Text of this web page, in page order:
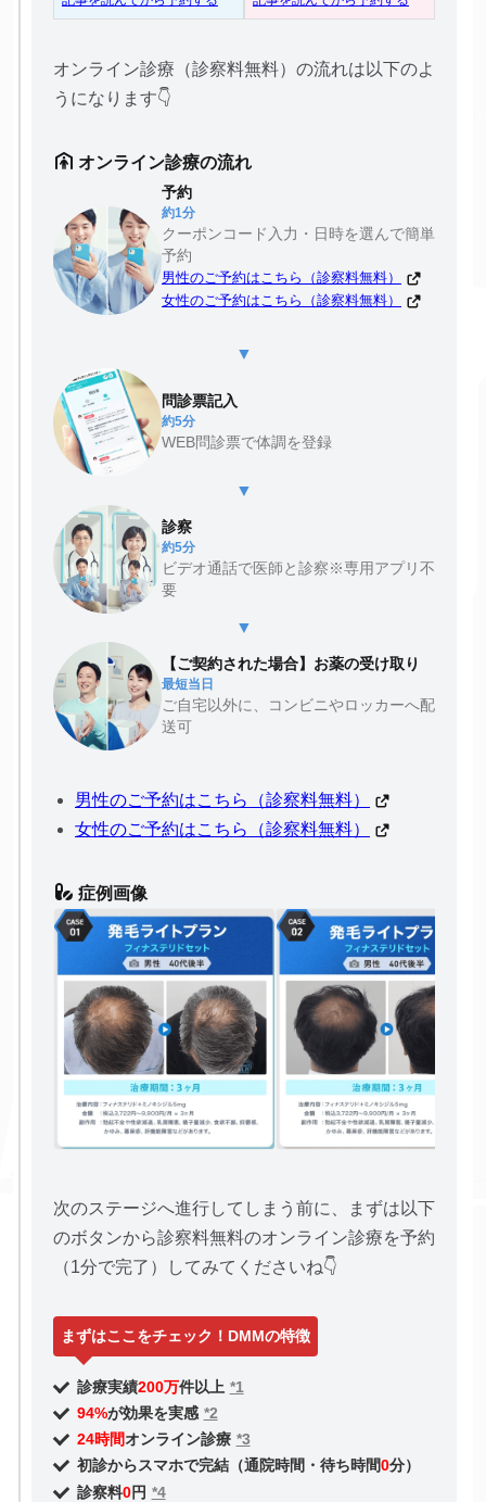
オンライン診療（診察料無料）の流れは以下のよ
うになります👇
オンライン診療の流れ
予約
約1分
クーポンコード入力・日時を選んで簡単
予約
男性のご予約はこちら（診察料無料）
女性のご予約はこちら（診察料無料）
▼
問診票記入
約5分
WEB問診票で体調を登録
▼
診察
約5分
ビデオ通話で医師と診察※専用アプリ不
要
▼
【ご契約された場合】お薬の受け取り
最短当日
ご自宅以外に、コンビニやロッカーへ配
送可
男性のご予約はこちら（診察料無料）
女性のご予約はこちら（診察料無料）
症例画像
次のステージへ進行してしまう前に、まずは以下
のボタンから診察料無料のオンライン診療を予約
（1分で完了）してみてくださいね👇
まずはここをチェック！DMMの特徴
診療実績200万件以上 *1
94%が効果を実感 *2
24時間オンライン診療 *3
初診からスマホで完結（通院時間・待ち時間0分）
診察料0円 *4